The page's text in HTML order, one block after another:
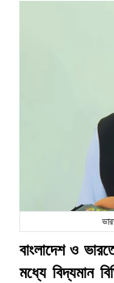
বাংলাদেশ ও
মধ্যে বিদ্যমান